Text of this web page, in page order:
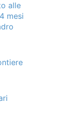
alle
mesi